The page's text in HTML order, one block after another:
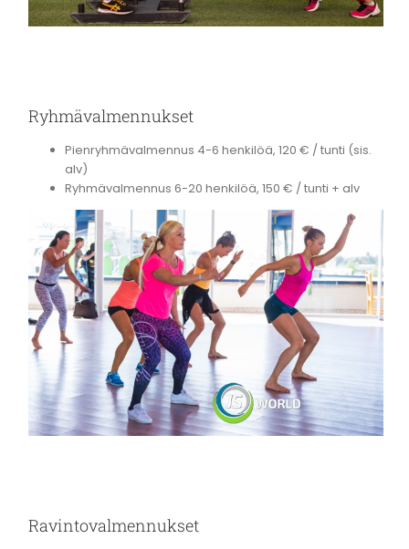
Ryhmävalmennukset
Pienryhmävalmennus 4-6 henkilöä, 120 € / tunti (sis.
alv)
Ryhmävalmennus 6-20 henkilöä, 150 € / tunti + alv
Ravintovalmennukset